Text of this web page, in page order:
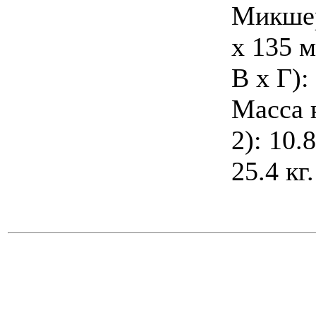
x 135
В х Г):
Масса
2):
25.4